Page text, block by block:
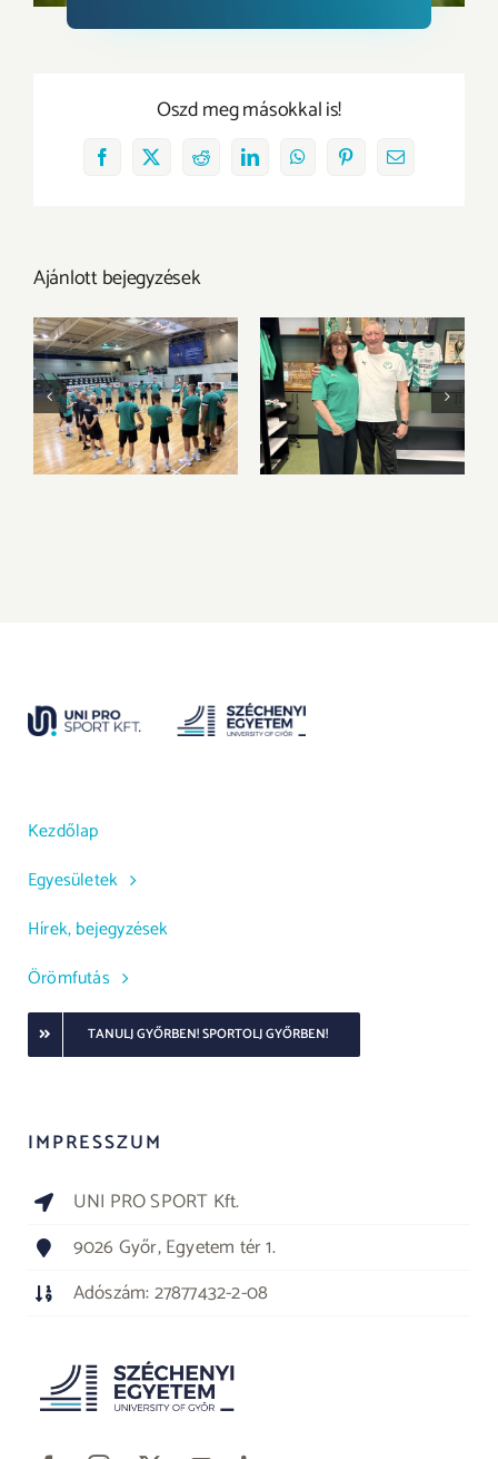
Oszd meg másokkal is!
Facebook
X RedditLinkedInWhatsAppPinterestEmail:
Ajánlott bejegyzések
Új szezon, új
kihívások – itt a
következő szezon
kerete
Válogatott klasszis
csatlakozik a
bátorETOmanók
csapatához
Kezdőlap
Egyesületek
Hírek, bejegyzések
Örömfutás
TANULJ GYŐRBEN! SPORTOLJ GYŐRBEN!
IMPRESSZUM
UNI PRO SPORT Kft.
9026 Győr, Egyetem tér 1.
Adószám: 27877432-2-08